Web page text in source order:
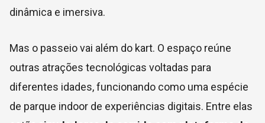
dinâmica e imersiva.
Mas o passeio vai além do kart. O espaço reúne
outras atrações tecnológicas voltadas para
diferentes idades, funcionando como uma espécie
de parque indoor de experiências digitais. Entre elas